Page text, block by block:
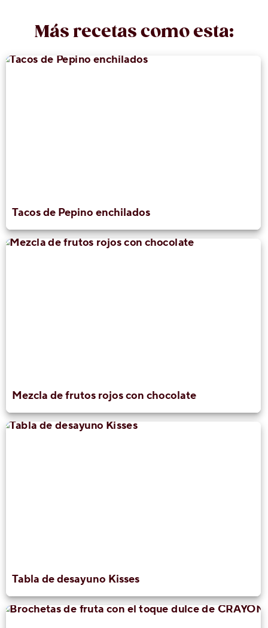
Más recetas como esta:
Tacos de Pepino enchilados
Mezcla de frutos rojos con chocolate
Tabla de desayuno Kisses